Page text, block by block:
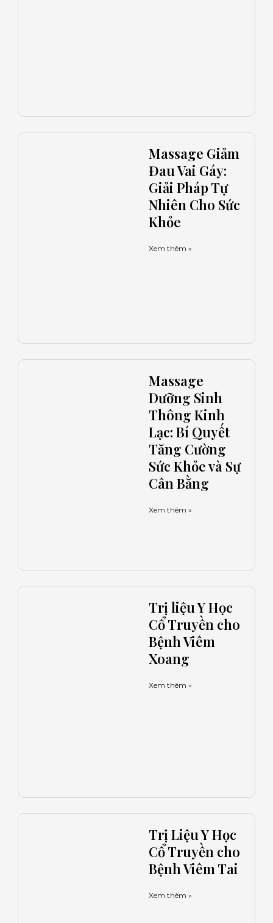
Massage Giảm
Đau Vai Gáy:
Giải Pháp Tự
Nhiên Cho Sức
Khỏe
Xem thêm »
Massage
Dưỡng Sinh
Thông Kinh
Lạc: Bí Quyết
Tăng Cường
Sức Khỏe và Sự
Cân Bằng
Xem thêm »
Trị liệu Y Học
Cổ Truyền cho
Bệnh Viêm
Xoang
Xem thêm »
Trị Liệu Y Học
Cổ Truyền cho
Bệnh Viêm Tai
Xem thêm »